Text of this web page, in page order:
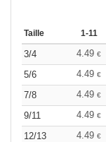
Taille 1-11
3/4 4.49 €
5/6
4.49 €
7/8
4.49 €
9/11
4.49 €
12/13
4.49 €